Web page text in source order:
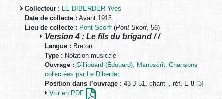
Collecteur : LE DIBERDER Yves
Date de collecte : Avant 1915
Lieu de collecte : Pont-Scorff (Pont-Skorf, 56)
Version 4 : Le fils du brigand / /
Langue : Breton
Type : Notation musicale
Ouvrage : Gilliouard (Édouard), Manuscrit, Chansons
collectées par Le Diberder.
Position dans l’ouvrage : 43-J-51, chant -, réf. E 8 [3]
Voir en PDF